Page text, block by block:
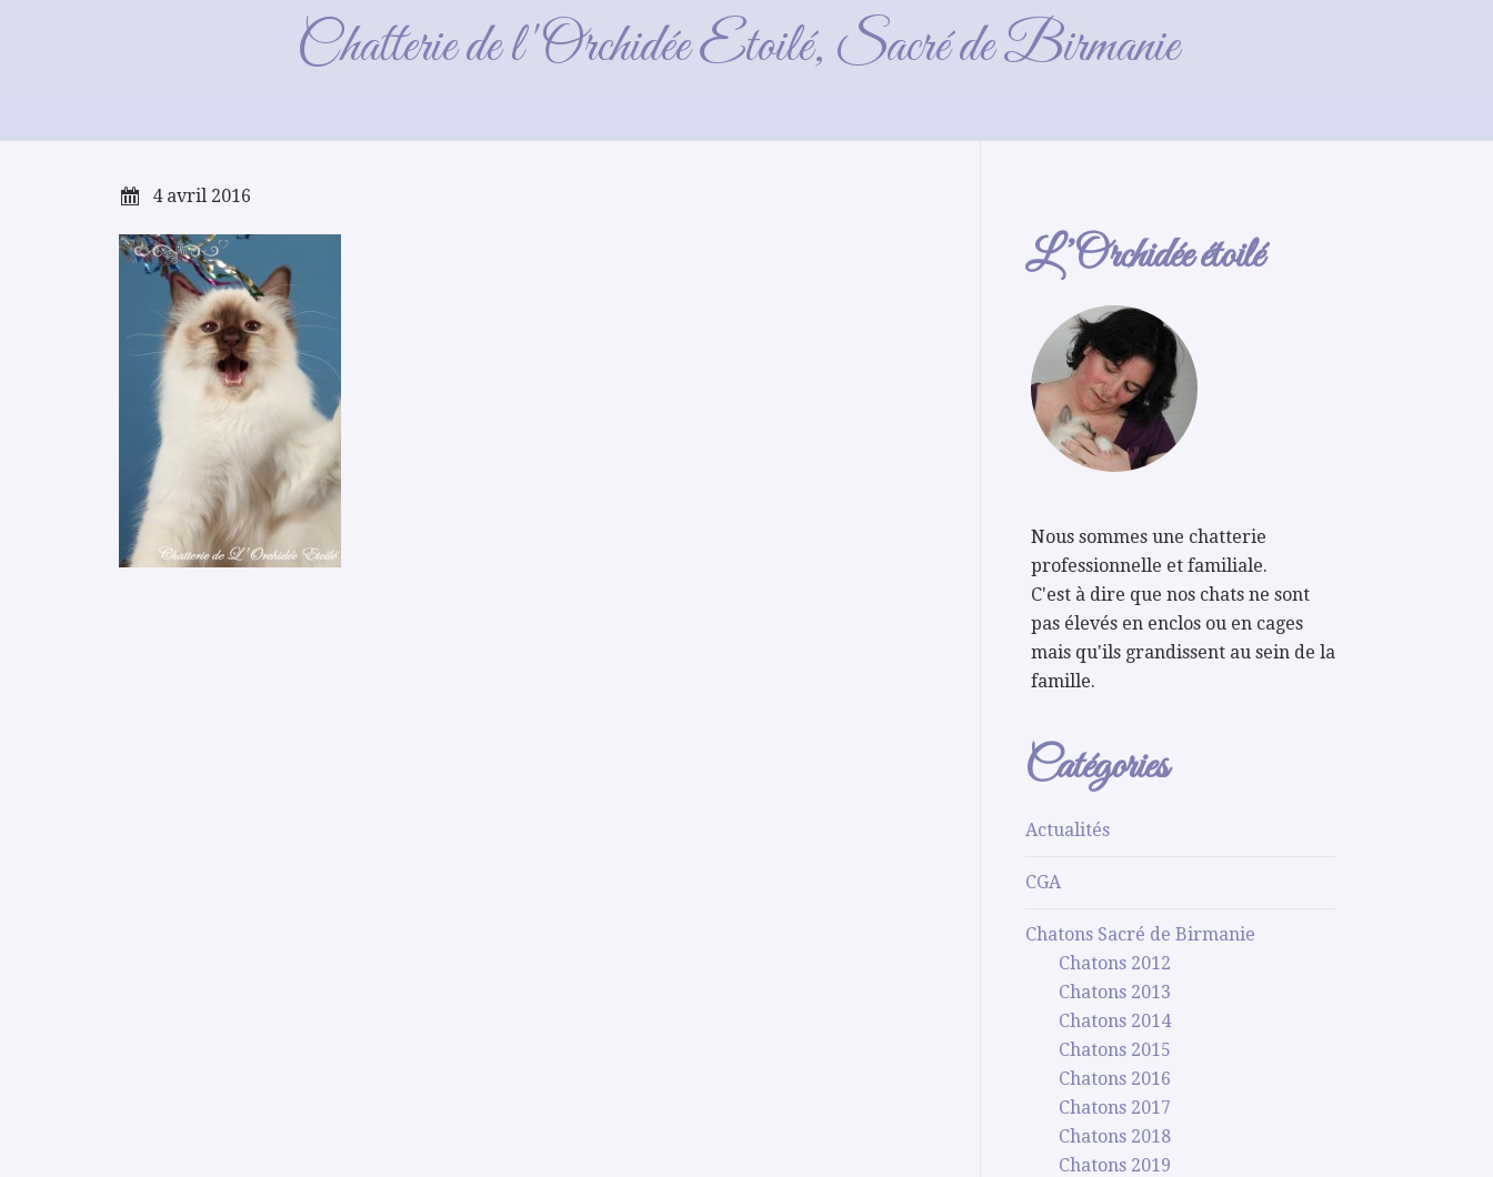
Chatterie de l'Orchidée Etoilé, Sacré de Birmanie
Jaina_2015_04_12 (3)
4 avril 2016
L’Orchidée étoilé
Nous sommes une chatterie
professionnelle et familiale.
C'est à dire que nos chats ne sont
pas élevés en enclos ou en cages
mais qu'ils grandissent au sein de la
famille.
Catégories
Actualités
CGA
Chatons Sacré de Birmanie
Chatons 2012
Chatons 2013
Chatons 2014
Chatons 2015
Chatons 2016
Chatons 2017
Chatons 2018
Chatons 2019